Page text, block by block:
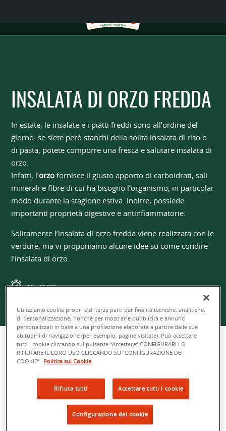
INSALATA DI ORZO FREDDA
In estate, le insalate e i piatti freddi sono all’ordine del
giorno: se siete però stanchi della solita insalata di riso o
di pasta, potete comporre una fresca e salutare insalata di
orzo.
Infatti, l’orzo fornisce il giusto apporto di carboidrati, sali
minerali e fibre di cui ha bisogno l’organismo, in particolar
modo durante la stagione estiva. Inoltre, possiede
importanti proprietà digestive e antinfiammatorie.
Solitamente l’insalata di orzo fredda viene realizzata con le
verdure, ma vi proponiamo alcune idee su come condire
l’insalata di orzo.
20 - 40 MIN
FACILE
4 PERSONE
Utilizziamo cookie propri e di terze parti per finalità tecniche, analitiche,
di personalizzazione, nonché per mostrarle pubblicità e annunci
personalizzati in base a una profilazione elaborata a partire dalle sue
abitudini di navigazione (per esempio, pagine visitate). Può accettare
tutti i cookie cliccando sul pulsante “Accettare”,CONFIGURARLI O
RIFIUTARE IL LORO USO CLICCANDO SU “CONFIGURAZIONE DEI
COOKIE”.
Politica sui Cookie
Rifiuta tutti Accettare tutti i cookie
Configurazione dei cookie